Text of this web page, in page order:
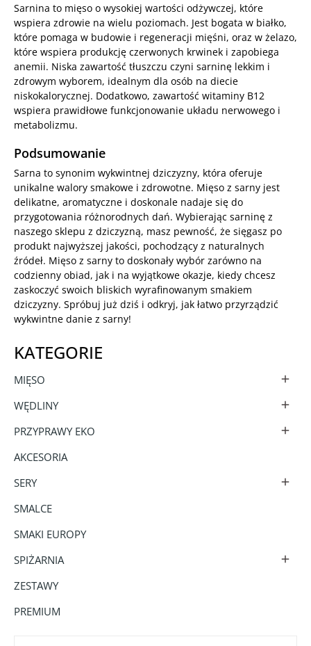
KATEGORIE
MIĘSO 
WĘDLINY 
PRZYPRAWY EKO 
AKCESORIA
SERY

SMALCE
SMAKI EUROPY
SPIŻARNIA

ZESTAWY
PREMIUM
Sarnina to mięso o wysokiej wartości odżywczej, które
wspiera zdrowie na wielu poziomach. Jest bogata w białko,
które pomaga w budowie i regeneracji mięśni, oraz w żelazo,
które wspiera produkcję czerwonych krwinek i zapobiega
anemii. Niska zawartość tłuszczu czyni sarninę lekkim i
zdrowym wyborem, idealnym dla osób na diecie
niskokalorycznej. Dodatkowo, zawartość witaminy B12
wspiera prawidłowe funkcjonowanie układu nerwowego i
metabolizmu.
Podsumowanie
Sarna to synonim wykwintnej dziczyzny, która oferuje
unikalne walory smakowe i zdrowotne. Mięso z sarny jest
delikatne, aromatyczne i doskonale nadaje się do
przygotowania różnorodnych dań. Wybierając sarninę z
naszego sklepu z dziczyzną, masz pewność, że sięgasz po
produkt najwyższej jakości, pochodzący z naturalnych
źródeł. Mięso z sarny to doskonały wybór zarówno na
codzienny obiad, jak i na wyjątkowe okazje, kiedy chcesz
zaskoczyć swoich bliskich wyrafinowanym smakiem
dziczyzny. Spróbuj już dziś i odkryj, jak łatwo przyrządzić
wykwintne danie z sarny!